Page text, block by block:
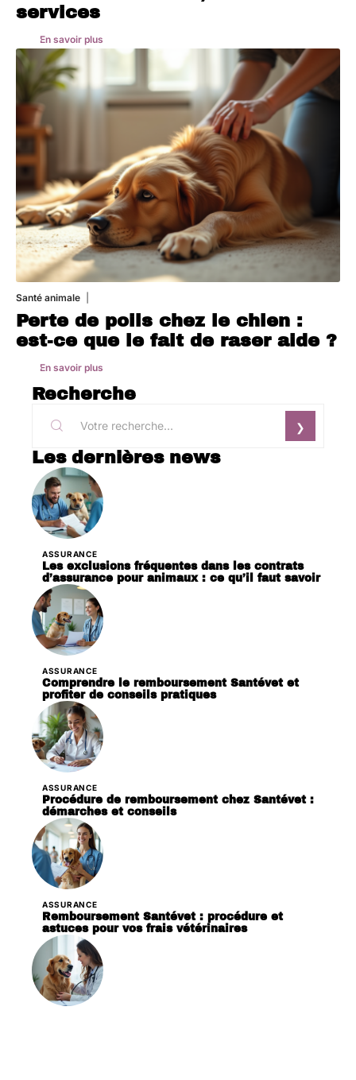
services
En savoir plus
Santé animale
Perte de poils chez le chien :
est-ce que le fait de raser aide ?
En savoir plus
Recherche
Les dernières news
ASSURANCE
Les exclusions fréquentes dans les contrats
d’assurance pour animaux : ce qu’il faut savoir
ASSURANCE
Comprendre le remboursement Santévet et
profiter de conseils pratiques
ASSURANCE
Procédure de remboursement chez Santévet :
démarches et conseils
ASSURANCE
Remboursement Santévet : procédure et
astuces pour vos frais vétérinaires